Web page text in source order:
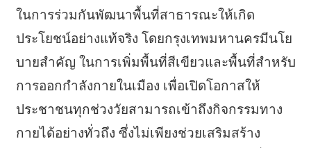
ในการร่วมกันพัฒนาพื้นที่สาธารณะให้เกิด
ประโยชน์อย่างแท้จริง โดยกรุงเทพมหานครมีนโย
บายสำคัญ ในการเพิ่มพื้นที่สีเขียวและพื้นที่สำหรับ
การออกกำลังกายในเมือง เพื่อเปิดโอกาสให้
ประชาชนทุกช่วงวัยสามารถเข้าถึงกิจกรรมทาง
กายได้อย่างทั่วถึง ซึ่งไม่เพียงช่วยเสริมสร้าง